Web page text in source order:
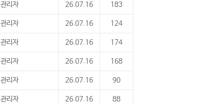
관리자 26.07.16 183
관리자 26.07.16 124
관리자 26.07.16 174
관리자 26.07.16 168
관리자 26.07.16 90
관리자 26.07.16 88